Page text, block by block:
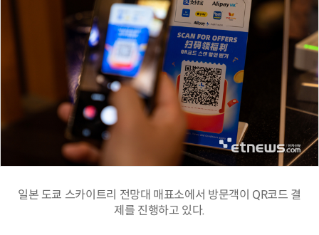
일본 도쿄 스카이트리 전망대 매표소에서 방문객이 QR코드 결
제를 진행하고 있다.